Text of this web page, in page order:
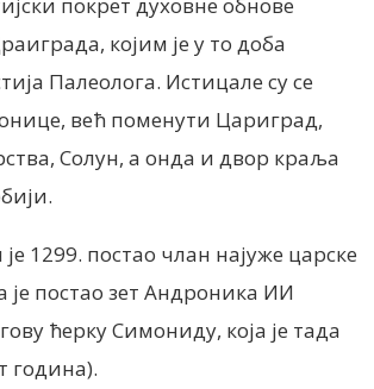
којим је у то доба
Палеолога. Истицале су се
већ поменути Цариград,
Солун, а онда и двор краља
1299. постао члан најуже царске
је постао зет Андроника ИИ
ћерку Симониду, која је тада
година).